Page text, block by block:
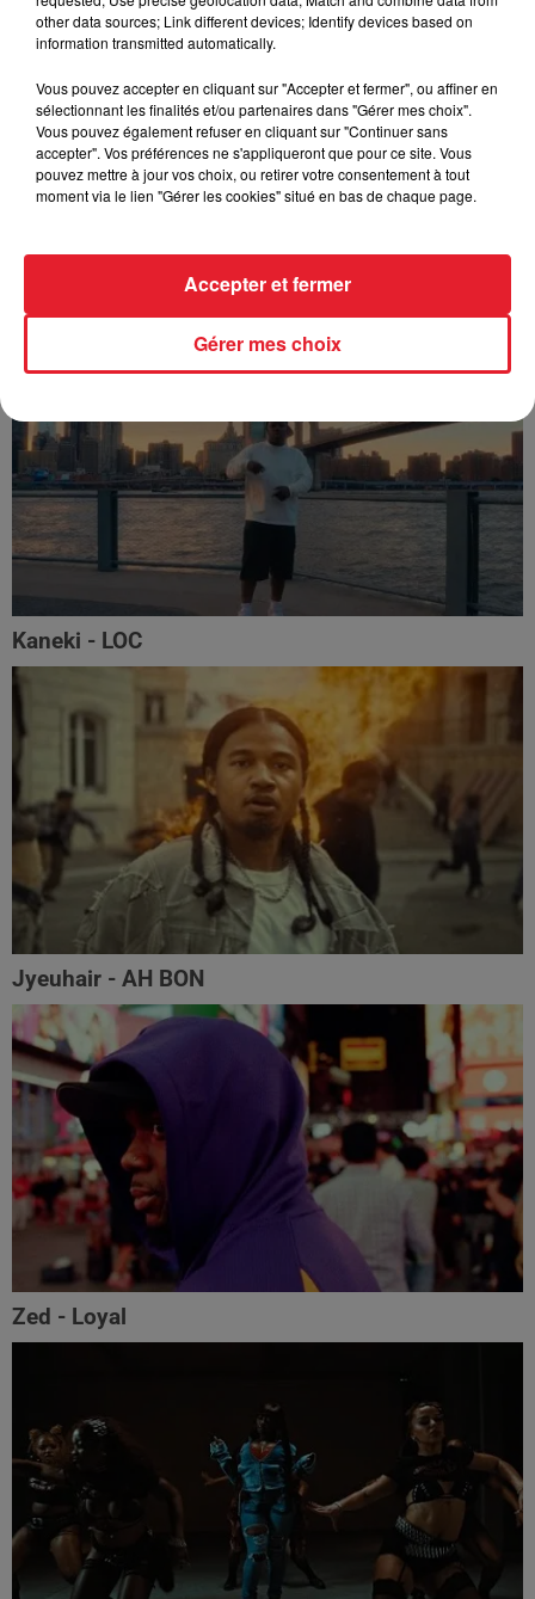
Franglish & Keblack - Génération Impolie
Kaneki - LOC
Jyeuhair - AH BON
Zed - Loyal
other data sources; Link different devices; Identify devices based on
information transmitted automatically.
Vous pouvez accepter en cliquant sur "Accepter et fermer", ou affiner en
sélectionnant les finalités et/ou partenaires dans "Gérer mes choix".
Vous pouvez également refuser en cliquant sur "Continuer sans
accepter". Vos préférences ne s'appliqueront que pour ce site. Vous
pouvez mettre à jour vos choix, ou retirer votre consentement à tout
moment via le lien "Gérer les cookies" situé en bas de chaque page.
Gérer mes choix
Accepter et fermer